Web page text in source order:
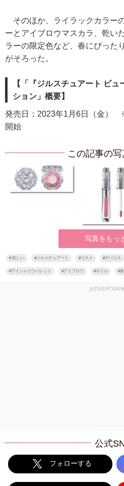
そのほか、ライラックカラー
ーとアイブロウマスカラ、乾い
ラーの限定色など、春にぴった
がそろった。
【「『ジルスチュアート ビ
ション」概要】
発売日：2023年1月6日（金）
開始
この記事の
写真をもっ
#欲しい #ジルスチュアート #コスメ #デパコス
#アイシャドウパレット #アイブロウ #ネイル #
公式
フォローする